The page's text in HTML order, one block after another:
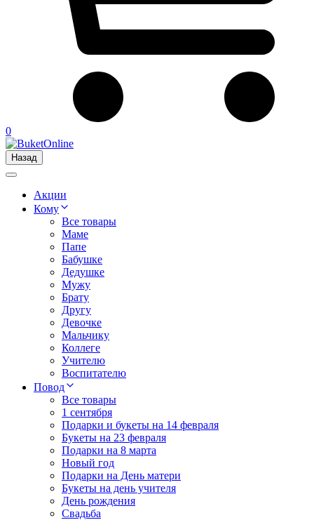
0
Назад
Акции
Кому
Все товары
Маме
Папе
Бабушке
Дедушке
Мужу
Брату
Другу
Девочке
Мальчику
Коллеге
Учителю
Воспитателю
Повод
Все товары
1 сентября
Подарки и букеты на 14 февраля
Букеты на 23 февраля
Подарки на 8 марта
Новый год
Подарки на День матери
Букеты на день учителя
День рождения
Свадьба